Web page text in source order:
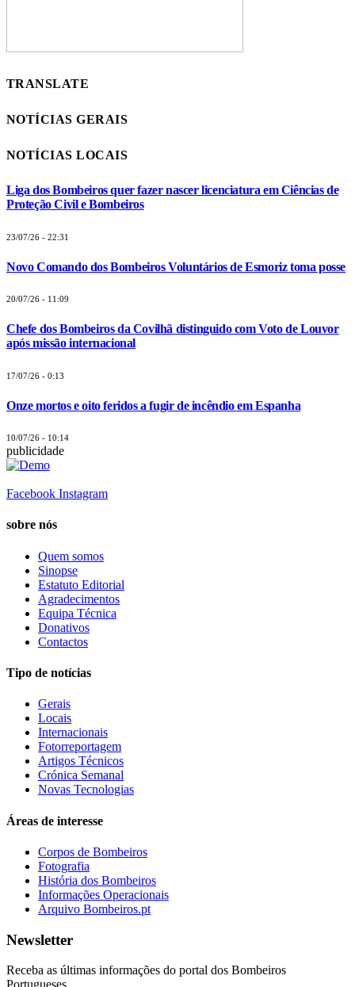
TRANSLATE
NOTÍCIAS GERAIS
NOTÍCIAS LOCAIS
Liga dos Bombeiros quer fazer nascer licenciatura em Ciências de
Proteção Civil e Bombeiros
23/07/26 - 22:31
Novo Comando dos Bombeiros Voluntários de Esmoriz toma posse
20/07/26 - 11:09
Chefe dos Bombeiros da Covilhã distinguido com Voto de Louvor
após missão internacional
17/07/26 - 0:13
Onze mortos e oito feridos a fugir de incêndio em Espanha
10/07/26 - 10:14
publicidade
Facebook Instagram
sobre nós
Quem somos
Sinopse
Estatuto Editorial
Agradecimentos
Equipa Técnica
Donativos
Contactos
Tipo de notícias
Gerais
Locais
Internacionais
Fotorreportagem
Artigos Técnicos
Crónica Semanal
Novas Tecnologias
Áreas de interesse
Corpos de Bombeiros
Fotografia
História dos Bombeiros
Informações Operacionais
Arquivo Bombeiros.pt
Newsletter
Receba as últimas informações do portal dos Bombeiros